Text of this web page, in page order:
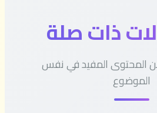
ذات صلة
المحتوى المفيد في نفس
الموضوع